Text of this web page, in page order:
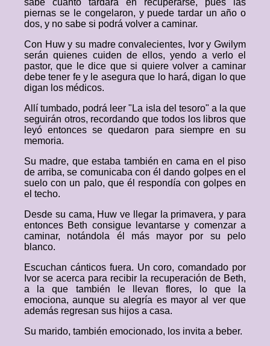
sabe cuánto tardará en recuperarse, pues las
piernas se le congelaron, y puede tardar un año o
dos, y no sabe si podrá volver a caminar.
Con Huw y su madre convalecientes, Ivor y Gwilym
serán quienes cuiden de ellos, yendo a verlo el
pastor, que le dice que si quiere volver a caminar
debe tener fe y le asegura que lo hará, digan lo que
digan los médicos.
Allí tumbado, podrá leer "La isla del tesoro" a la que
seguirán otros, recordando que todos los libros que
leyó entonces se quedaron para siempre en su
memoria.
Su madre, que estaba también en cama en el piso
de arriba, se comunicaba con él dando golpes en el
suelo con un palo, que él respondía con golpes en
el techo.
Desde su cama, Huw ve llegar la primavera, y para
entonces Beth consigue levantarse y comenzar a
caminar, notándola él más mayor por su pelo
blanco.
Escuchan cánticos fuera. Un coro, comandado por
Ivor se acerca para recibir la recuperación de Beth,
a la que también le llevan flores, lo que la
emociona, aunque su alegría es mayor al ver que
además regresan sus hijos a casa.
Su marido, también emocionado, los invita a beber.